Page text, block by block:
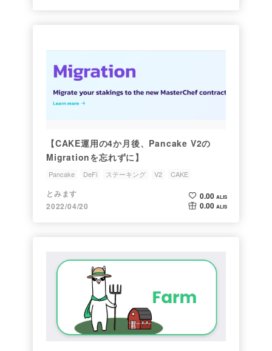
【CAKE運用の4か月後、Pancake V2の
Migrationを忘れずに】
Pancake DeFi ステーキング V2 CAKE
とみます
2022/04/20
0.00 ALIS
0.00 ALIS